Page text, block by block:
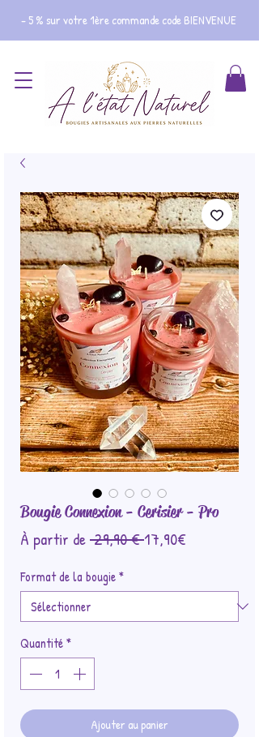
- 5 % sur votre 1ère commande code BIENVENUE
Bougie Connexion - Cerisier - Pro
À partir de 29,90 € Prix
17,90€Prix
Format de la bougie*
Quantité*
Ajouter au panier